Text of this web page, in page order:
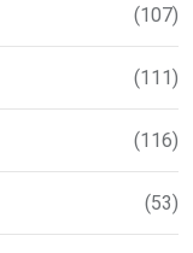
(107)
(111)
(116)
(53)